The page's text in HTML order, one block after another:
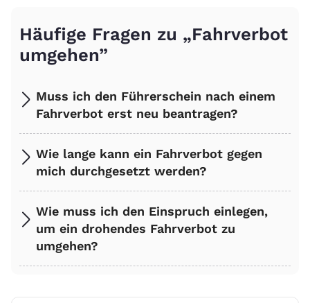
Häufige Fragen zu „Fahrverbot
umgehen”
Muss ich den Führerschein nach einem
Fahrverbot erst neu beantragen?
Wie lange kann ein Fahrverbot gegen
mich durchgesetzt werden?
Wie muss ich den Einspruch einlegen,
um ein drohendes Fahrverbot zu
umgehen?